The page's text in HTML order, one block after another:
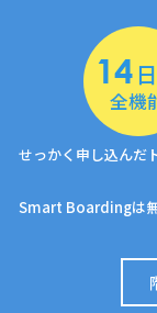
14
全機
せっかく申し込んだ
Smart Boardingは